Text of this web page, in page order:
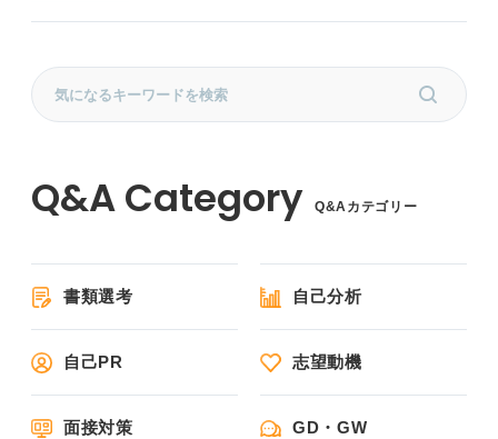
Q&Aカテゴリー
書類選考 自己分析
自己PR 志望動機
面接対策 GD・GW